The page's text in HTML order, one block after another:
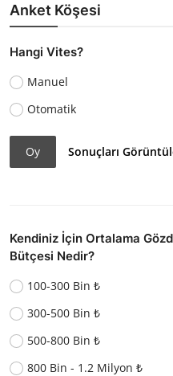
Anket Köşesi
Hangi Vites?
Manuel
Otomatik
Oy Sonuçları
Kendiniz İçin Ortalama
Bütçesi Nedir?
100-300 Bin ₺
300-500 Bin ₺
500-800 Bin ₺
800 Bin - 1.2 Milyon ₺